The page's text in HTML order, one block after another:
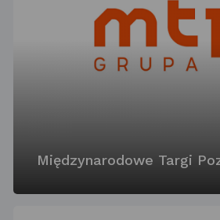
Międzynarodowe Targi